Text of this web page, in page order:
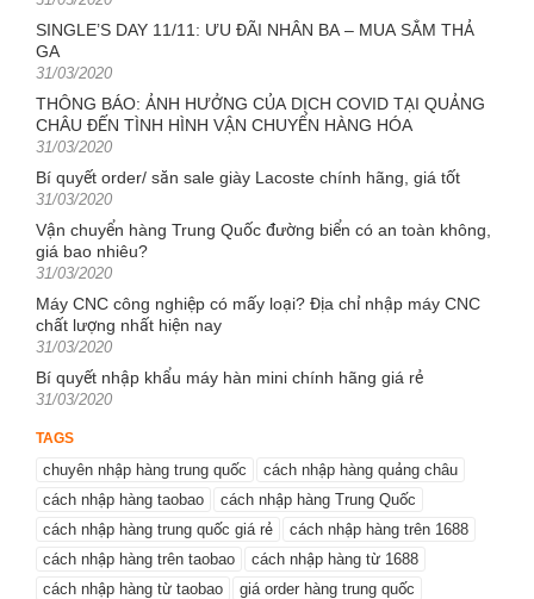
SINGLE’S DAY 11/11: ƯU ĐÃI NHÂN BA – MUA SẮM THẢ
GA
Posted
31/03/2020
THÔNG BÁO: ẢNH HƯỞNG CỦA DỊCH COVID TẠI QUẢNG
CHÂU ĐẾN TÌNH HÌNH VẬN CHUYỂN HÀNG HÓA
Posted
31/03/2020
Bí quyết order/ săn sale giày Lacoste chính hãng, giá tốt
Posted
31/03/2020
Vận chuyển hàng Trung Quốc đường biển có an toàn không,
giá bao nhiêu?
Posted
31/03/2020
Máy CNC công nghiệp có mấy loại? Địa chỉ nhập máy CNC
chất lượng nhất hiện nay
Posted
31/03/2020
Bí quyết nhập khẩu máy hàn mini chính hãng giá rẻ
Posted
31/03/2020
TAGS
chuyên nhập hàng trung quốc
cách nhập hàng quảng châu
cách nhập hàng taobao
cách nhập hàng Trung Quốc
cách nhập hàng trung quốc giá rẻ
cách nhập hàng trên 1688
cách nhập hàng trên taobao
cách nhập hàng từ 1688
cách nhập hàng từ taobao
giá order hàng trung quốc